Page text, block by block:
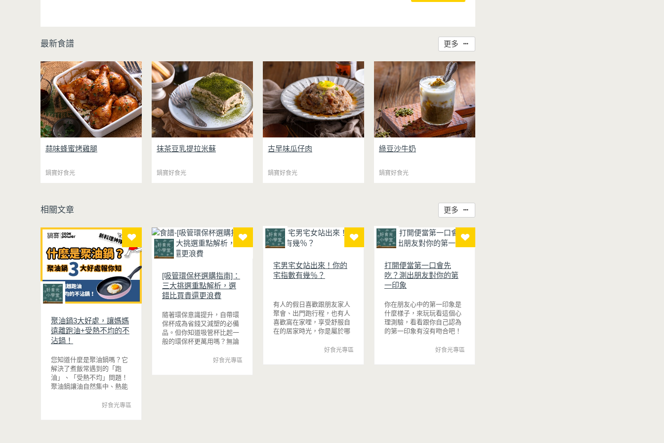
最新食譜 更多
蒜味蜂蜜烤雞腿
鍋寶好食光
爸爸超愛下酒菜「蒜味蜂蜜烤雞
少油方式就能享受酥香美味，健
料醃製入味，再放入氣炸烤箱烘
烤，免油炸也能烤出外皮金黃微
刷上一層蜂蜜蒜香醬，讓雞皮散
發迷人的焦糖光澤與蜂蜜的自然
香甜，搭配冰涼啤酒更是絕配！
無論是父親節、聚會或宵夜時
光，在家就能輕鬆端出美味下酒
抹茶豆乳提拉米蘇
鍋寶好食光
日系輕盈系甜點「抹茶豆乳提拉
同時保有綿密滑順的口感。豆腐
浸泡抹茶液的手指餅乾增加濕潤
口感，每一口都能吃到淡淡的茶
香。相較於傳統提拉米蘇，這款
更清爽、更低負擔，無論是下午
食卻想滿足甜點胃的你，都能大
口享受這份療癒又健康的日系點
心。
古早味瓜仔肉
鍋寶好食光
瓜仔肉是許多人從小吃到大的經
電鍋，就能一鍋到底輕鬆完成，
感。蒜香醬汁與脆瓜獨特的甘甜
完美融合，每一口都充滿濃濃古
早味，帶便當、配稀飯、配白飯
飯，是一道簡單又美味的經典家
常菜。
綠豆沙牛奶
鍋寶好食光
綠豆沙牛奶是夏天超受歡迎的消
冰沙一機搞定，不用另外準備鍋
成綠豆沙，最後跟牛奶混合均勻
就完成~口感細緻滑順，入口帶
香，冰冰喝清涼又消暑，炎炎夏
日一定要喝一杯！
相關文章 更多
聚油鍋3大好處，讓媽媽
遠離跑油+受熱不均的不
沾鍋！
您知道什麼是聚油鍋嗎？它
解決了煮飯常遇到的「跑
油」、「受熱不均」問題！
聚油鍋讓油自然集中、熱能
麼都能酥香漂亮，省時省油
好食光專區
[吸管環保杯選購指南]：
三大挑選重點解析，選
錯比買貴還更浪費
隨著環保意識提升，自帶環
保杯成為省錢又減塑的必備
品。但你知道吸管杯比起一
般的環保杯更萬用嗎？無論
品，都能滿足需求。本文介
好食光專區
宅男宅女站出來！你的
宅指數有幾％？
有人的假日喜歡跟朋友家人
聚會、出門跑行程，也有人
喜歡窩在家哩，享受舒服自
在的居家時光，你是屬於哪
好食光專區
打開便當第一口會先
吃？測出朋友對你的第
一印象
你在朋友心中的第一印象是
什麼樣子，來玩玩看這個心
理測驗，看看跟你自己認為
的第一印象有沒有吻合吧！
好食光專區